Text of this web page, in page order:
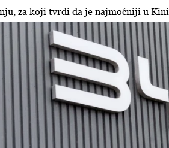
za koji tvrdi da je najmoćniji u Kini